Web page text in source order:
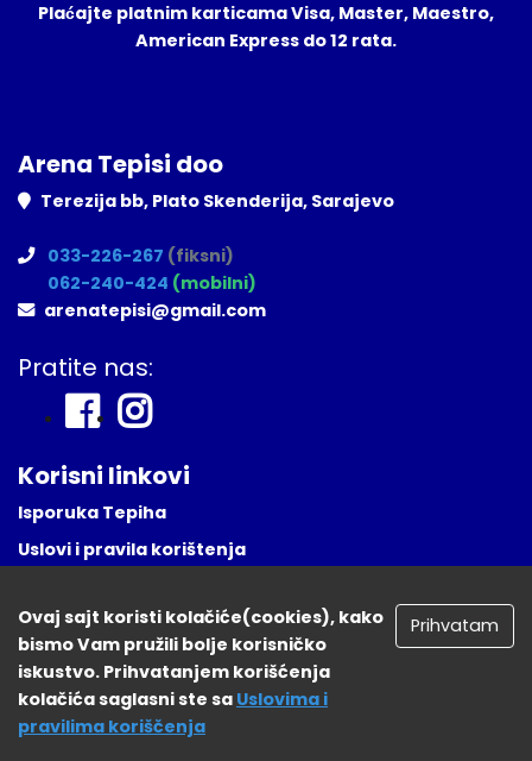
Plaćajte platnim karticama Visa, Master, Maestro,
American Express do 12 rata.
Arena Tepisi doo
Terezija bb, Plato Skenderija, Sarajevo
033-226-267 (fiksni)
062-240-424 (mobilni)
arenatepisi@gmail.com
Pratite nas:
Korisni linkovi
Isporuka Tepiha
Uslovi i pravila korištenja
Naša lokacija
Registruj se
Ovaj sajt koristi kolačiće(cookies), kako
bismo Vam pružili bolje korisničko
iskustvo. Prihvatanjem korišćenja
kolačića saglasni ste sa Uslovima i
pravilima koriščenja
Prihvatam